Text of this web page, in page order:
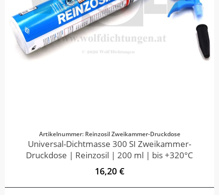
Artikelnummer: Reinzosil Zweikammer-Druckdose
Universal-Dichtmasse 300 SI Zweikammer-
Druckdose | Reinzosil | 200 ml | bis +320°C
16,20 €